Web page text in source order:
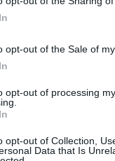
opt-out of the Sale of
opt-out of processing
opt-out of Collection,
Data that Is
σε
Σουσού», το